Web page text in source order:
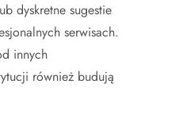
dyskretne sugestie
serwisach.
innych
również budują